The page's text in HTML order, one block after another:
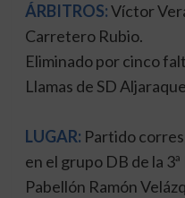
ÁRBITROS:Víctor
Carretero Rubio.
Eliminado por cinco
Llamas de SD
LUGAR: Partido
en el grupo DB de la
Pabellón Ramón